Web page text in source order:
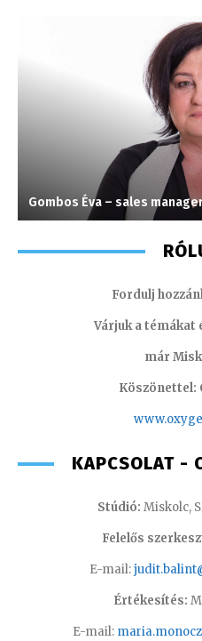
Gombos Éva – sales
Fordulj
Várjuk a
már
Köszönettel:
www.oxyge
KAPCSOLAT -
Stúdió: Miskolc,
Felelős
E-mail:
Értékesítés:
E-mail: